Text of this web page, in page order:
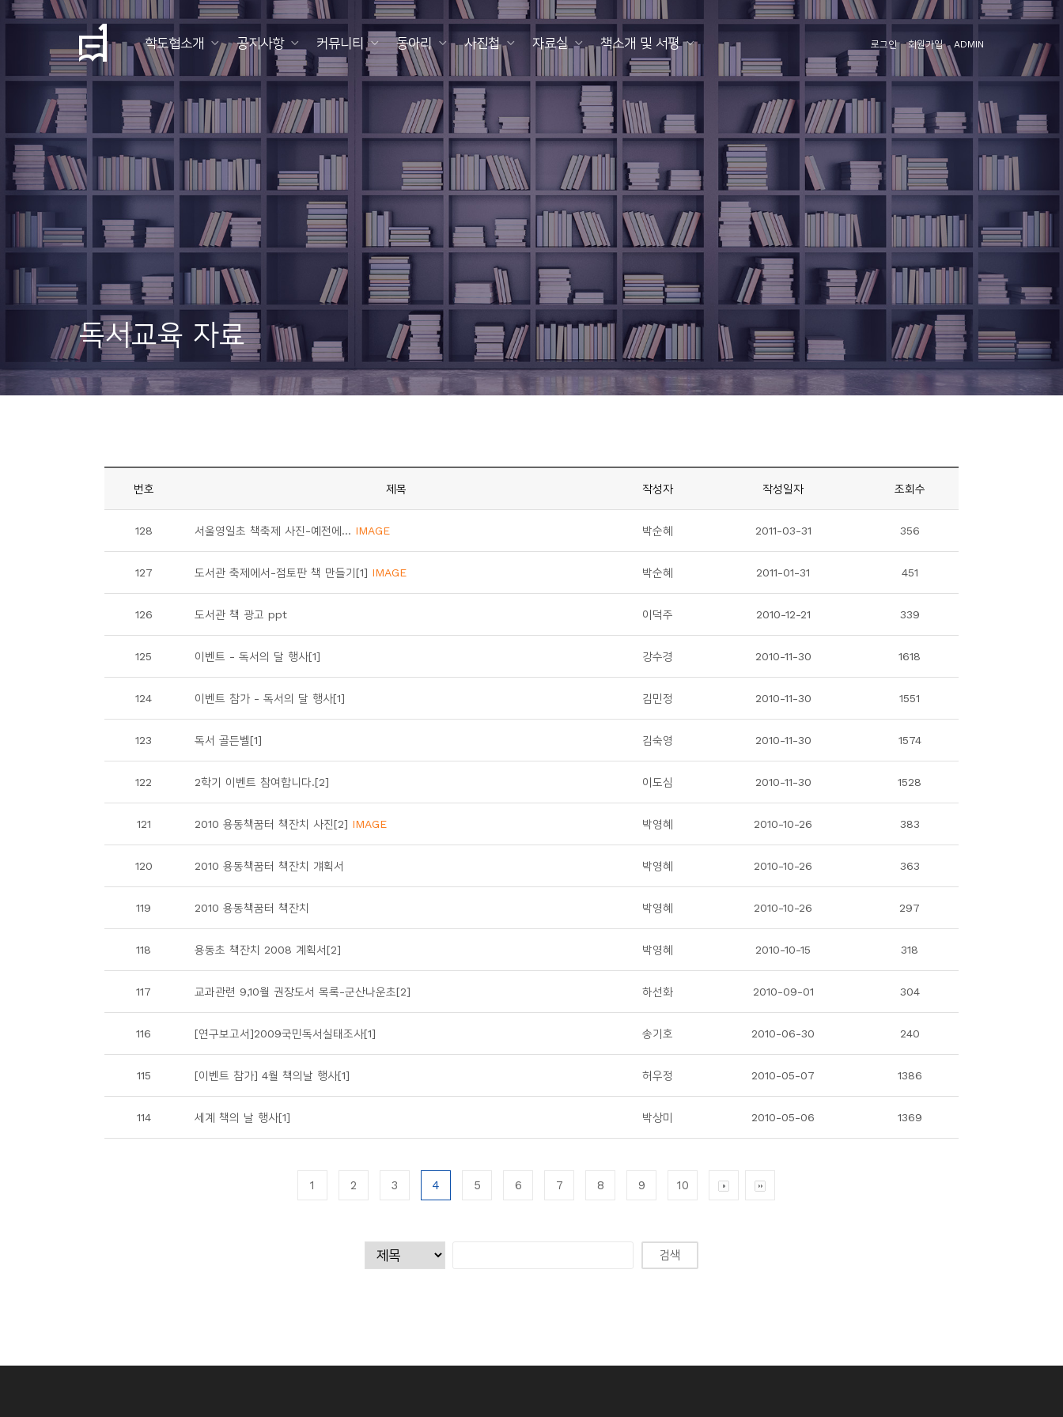
학도협소개 공지사항 커뮤니티 동아리 사진첩 자료실 책소개 및 서평 로그인 회원가입 ADMIN
독서교육 자료
번호 제목 작성자 작성일자 조회수
128 서울영일초 책축제 사진-예전에... IMAGE 박순혜 2011-03-31 356
127 도서관 축제에서-점토판 책 만들기[1] IMAGE 박순혜 2011-01-31 451
126 도서관 책 광고 ppt 이덕주 2010-12-21 339
125 이벤트 - 독서의 달 행사[1] 강수경 2010-11-30 1618
124 이벤트 참가 - 독서의 달 행사[1] 김민정 2010-11-30 1551
123 독서 골든벨[1] 김숙영 2010-11-30 1574
122 2학기 이벤트 참여합니다.[2] 이도심 2010-11-30 1528
121 2010 용동책꿈터 책잔치 사진[2] IMAGE 박영혜 2010-10-26 383
120 2010 용동책꿈터 책잔치 걔획서 박영혜 2010-10-26 363
119 2010 용동책꿈터 책잔치 박영혜 2010-10-26 297
118 용동초 책잔치 2008 계획서[2] 박영혜 2010-10-15 318
117 교과관련 9,10월 권장도서 목록-군산나운초[2] 하선화 2010-09-01 304
116 [연구보고서]2009국민독서실태조사[1] 송기호 2010-06-30 240
115 [이벤트 참가] 4월 책의날 행사[1] 허우정 2010-05-07 1386
114 세계 책의 날 행사[1] 박상미 2010-05-06 1369
1 2 3 4 5 6 7 8 9 10
협
소
개
니
티